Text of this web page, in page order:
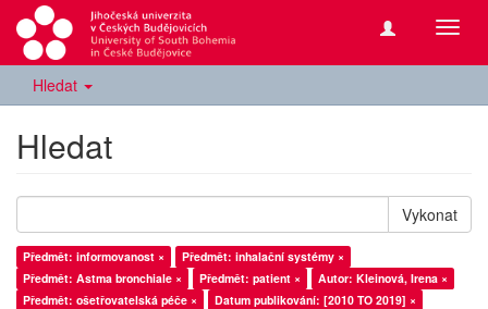
Hledat
Hledat
Vykonat
Předmět: informovanost ×
Předmět: inhalační systémy ×
Předmět: Astma bronchiale ×
Předmět: patient ×
Autor: Kleinová, Irena ×
Předmět: ošetřovatelská péče ×
Datum publikování: [2010 TO 2019] ×